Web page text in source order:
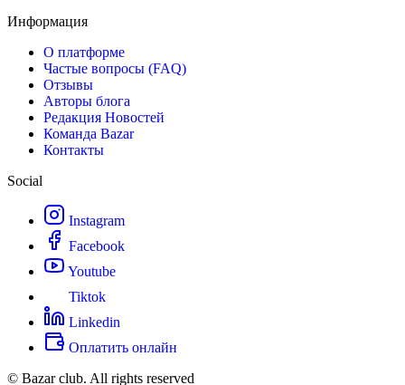
Информация
О платформе
Частые вопросы (FAQ)
Отзывы
Авторы блога
Редакция Новостей
Команда Bazar
Контакты
Social
Instagram
Facebook
Youtube
Tiktok
Linkedin
Оплатить онлайн
© Bazar club. All rights reserved